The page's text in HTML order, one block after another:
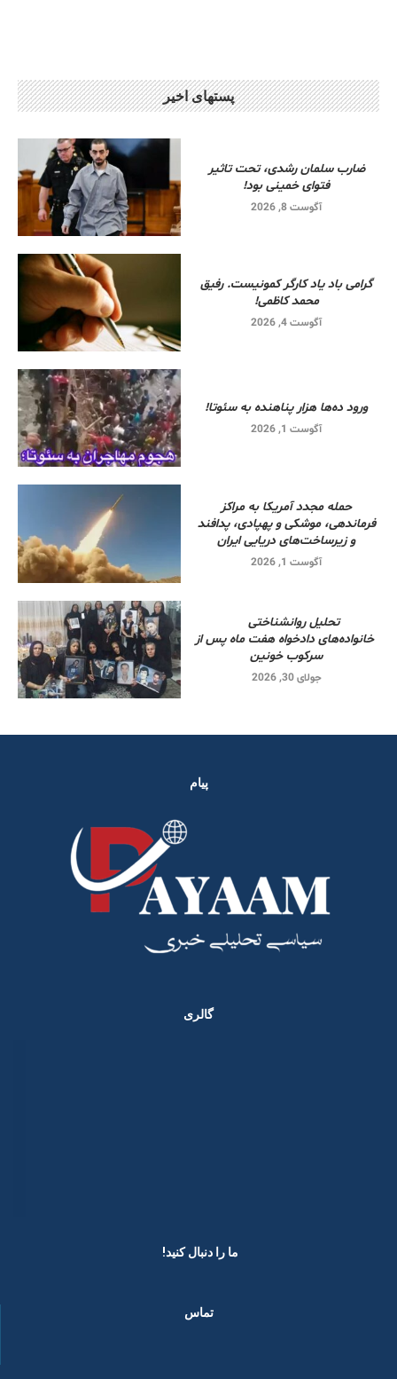
پستهای اخیر
ضارب سلمان رشدی، تحت تاثیر
فتوای خمینی بود!
آگوست 8, 2026
گرامی باد یاد کارگر کمونیست. رفیق
محمد کاظمی!
آگوست 4, 2026
ورود ده‌ها هزار پناهنده به سئوتا!
آگوست 1, 2026
حمله مجدد آمریکا به مراکز
فرماندهی، موشکی و پهپادی، پدافند
و زیرساخت‌های دریایی ایران
آگوست 1, 2026
تحلیل روانشناختی
خانواده‌های دادخواه هفت ماه پس از
سرکوب خونین
جولای 30, 2026
پیام
گالری
ما را دنبال کنید! ​
تماس